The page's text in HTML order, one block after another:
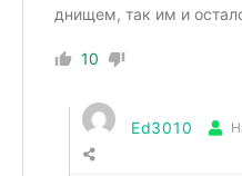
днищем, так им и
10
Ed3010